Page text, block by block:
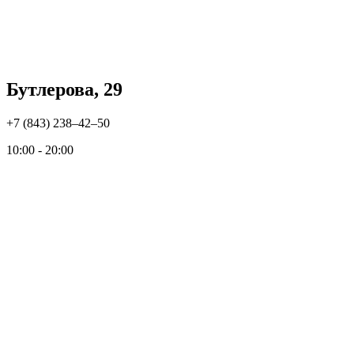
Бутлерова, 29
+7 (843) 238‒42‒50
10:00 - 20:00